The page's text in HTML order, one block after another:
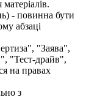
- повинна бути
абзаці
"Заява",
"Тест-драйв",
на правах
з